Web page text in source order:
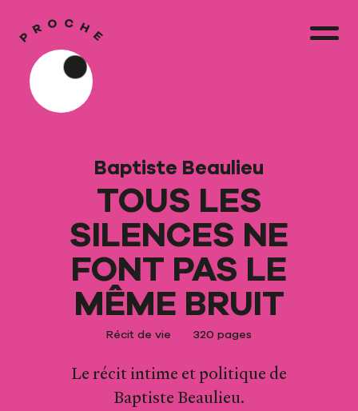
Baptiste Beaulieu
TOUS LES
SILENCES NE
FONT PAS LE
MÊME BRUIT
Récit de vie 320 pages
Le récit intime et politique de
Baptiste Beaulieu.